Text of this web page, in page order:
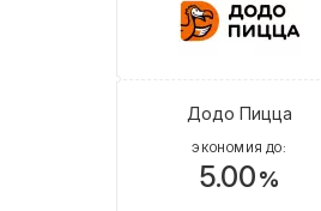
Додо Пицца
ЭКОНОМИЯ ДО:
5.00%